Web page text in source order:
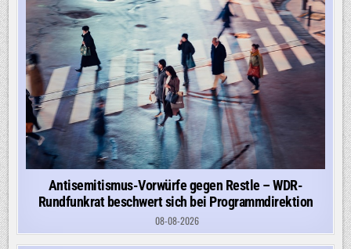
Antisemitismus-Vorwürfe gegen Restle – WDR-
Rundfunkrat beschwert sich bei Programmdirektion
08-08-2026